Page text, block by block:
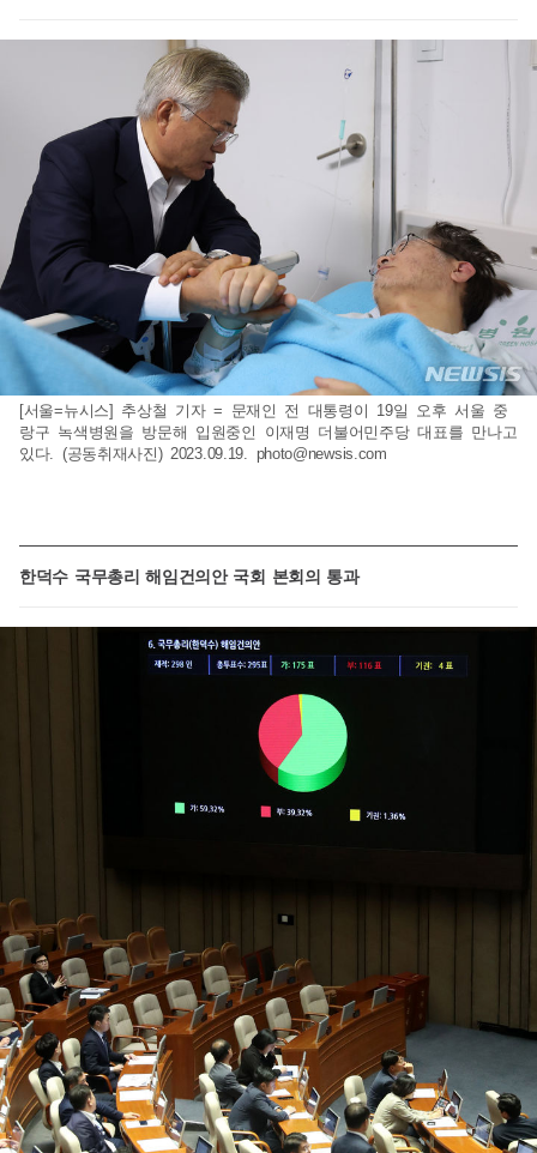
[서울=뉴시스] 추상철 기자 = 문재인 전 대통령이 19일 오후 서울 중
랑구 녹색병원을 방문해 입원중인 이재명 더불어민주당 대표를 만나고
있다. (공동취재사진) 2023.09.19. photo@newsis.com
한덕수 국무총리 해임건의안 국회 본회의 통과